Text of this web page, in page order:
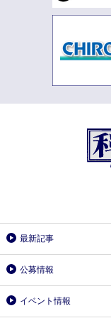
最新記事
公募情報
イベント情報